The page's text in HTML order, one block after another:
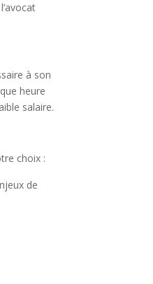
à son
heure
salaire.
choix :
de